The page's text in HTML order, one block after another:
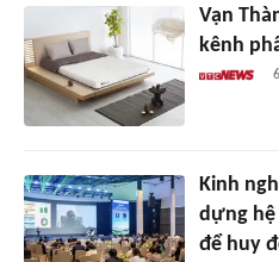
Vạn
kênh
Kinh
dựng hệ
để huy